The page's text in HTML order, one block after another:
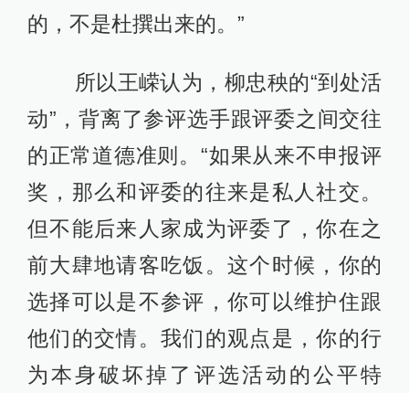
的，不是杜撰出来的。”
所以王嵘认为，柳忠秧的“到处活
动”，背离了参评选手跟评委之间交往
的正常道德准则。“如果从来不申报评
奖，那么和评委的往来是私人社交。
但不能后来人家成为评委了，你在之
前大肆地请客吃饭。这个时候，你的
选择可以是不参评，你可以维护住跟
他们的交情。我们的观点是，你的行
为本身破坏掉了评选活动的公平特